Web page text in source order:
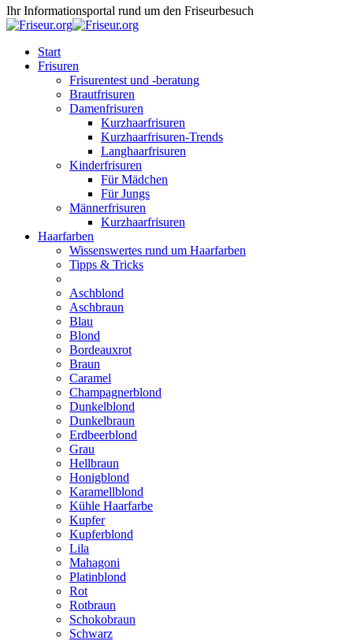
Ihr Informationsportal rund um den Friseurbesuch
Start
Frisuren
Frisurentest und -beratung
Brautfrisuren
Damenfrisuren
Kurzhaarfrisuren
Kurzhaarfrisuren-Trends
Langhaarfrisuren
Kinderfrisuren
Für Mädchen
Für Jungs
Männerfrisuren
Kurzhaarfrisuren
Haarfarben
Wissenswertes rund um Haarfarben
Tipps & Tricks
Aschblond
Aschbraun
Blau
Blond
Bordeauxrot
Braun
Caramel
Champagnerblond
Dunkelblond
Dunkelbraun
Erdbeerblond
Grau
Hellbraun
Honigblond
Karamellblond
Kühle Haarfarbe
Kupfer
Kupferblond
Lila
Mahagoni
Platinblond
Rot
Rotbraun
Schokobraun
Schwarz